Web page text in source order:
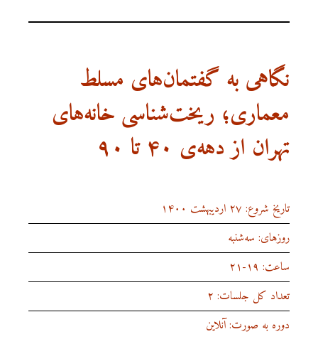
نگاهی به گفتمان‌های مسلط
معماری؛ ریخت‌شناسی خانه‌های
تهران از دهه‌ی ۴۰ تا ۹۰
تاریخ شروع: ۲۷ اردیبهشت ۱۴۰۰
روزهای: سه‌شنبه‌
ساعت: ۱۹-۲۱
تعداد کل جلسات: ۲
دوره به صورت: آنلاین